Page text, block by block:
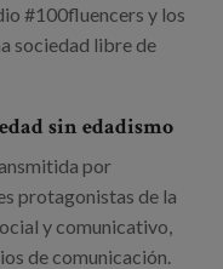
#100fluencers y los
sociedad libre de
sin edadismo
por
protagonistas de la
y comunicativo,
de comunicación.